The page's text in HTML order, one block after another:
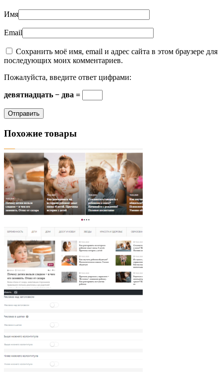
Имя
Email
Сохранить моё имя, email и адрес сайта в этом браузере для
последующих моих комментариев.
Пожалуйста, введите ответ цифрами:
девятнадцать − два =
Похожие товары